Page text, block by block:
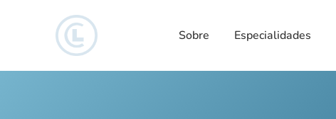
Sobre Especialidades